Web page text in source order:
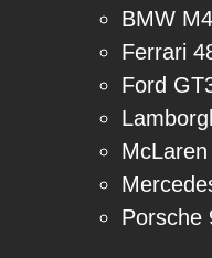
BMW
Ferrari
Ford
Porsche